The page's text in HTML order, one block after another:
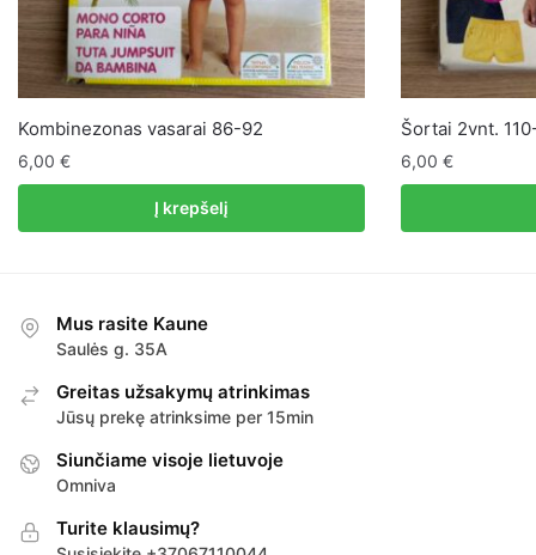
Kombinezonas vasarai 86-92
6,00 €
Į krepšelį
Šortai 2vnt.
6,00 €
Mus rasite Kaune
Saulės g. 35A
Greitas užsakymų atrinkimas
Jūsų prekę atrinksime per 15min
Siunčiame visoje lietuvoje
Omniva
Turite klausimų?